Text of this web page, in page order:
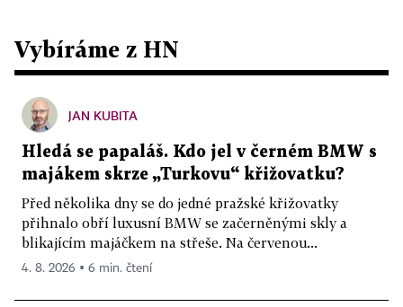
Vybíráme z HN
JAN KUBITA
Hledá se papaláš. Kdo jel v černém BMW s
majákem skrze „Turkovu“ křižovatku?
Před několika dny se do jedné pražské křižovatky
přihnalo obří luxusní BMW se začerněnými skly a
blikajícím majáčkem na střeše. Na červenou...
4. 8. 2026 ▪ 6 min. čtení